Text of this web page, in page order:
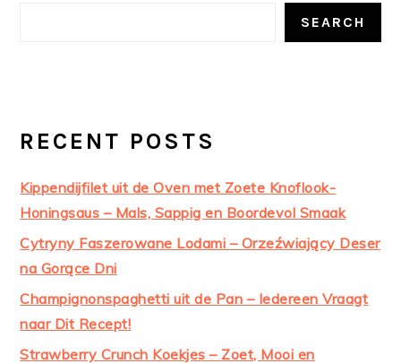
SEARCH
RECENT POSTS
Kippendijfilet uit de Oven met Zoete Knoflook-
Honingsaus – Mals, Sappig en Boordevol Smaak
Cytryny Faszerowane Lodami – Orzeźwiający Deser
na Gorące Dni
Champignonspaghetti uit de Pan – Iedereen Vraagt
naar Dit Recept!
Strawberry Crunch Koekjes – Zoet, Mooi en